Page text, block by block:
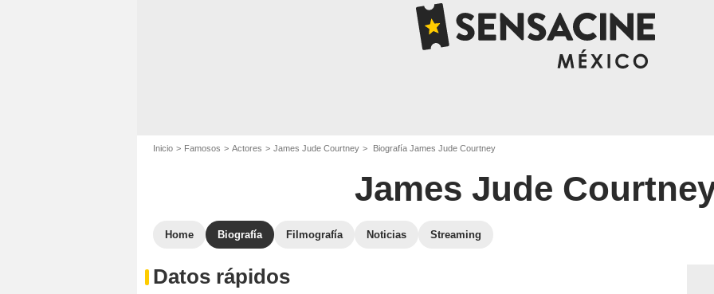
Inicio Famosos Actores James Jude Courtney Biografía James Jude Courtney
James Jude
Home Biografía Filmografía Noticias Streaming
Datos rápidos